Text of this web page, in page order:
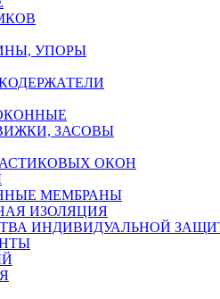
УПОРЫ
ЗАСОВЫ
ОКОН
МЕМБРАНЫ
ИЗОЛЯЦИЯ
ИНДИВИДУАЛЬНОЙ